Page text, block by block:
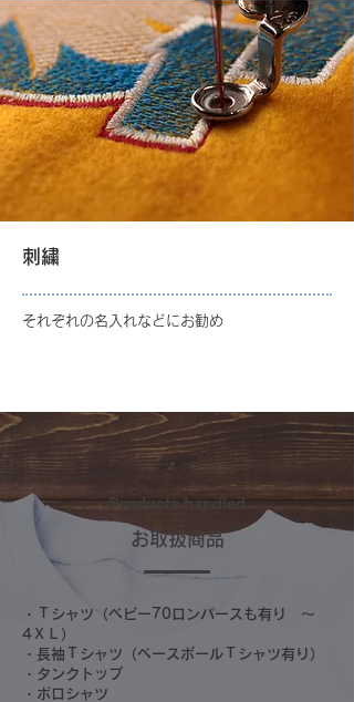
刺繍
それぞれの名入れなどにお勧め
Products handled
お取扱商品
・Ｔシャツ（ベビー70ロンパースも有り ～
4ＸＬ）
・長袖Ｔシャツ（ベースボールＴシャツ有り）
・タンクトップ
・ポロシャツ